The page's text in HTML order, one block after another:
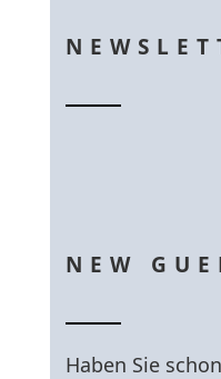
NEW
Haben Sie